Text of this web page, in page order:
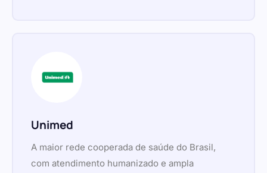
Unimed
A maior rede cooperada de saúde do Brasil,
com atendimento humanizado e ampla